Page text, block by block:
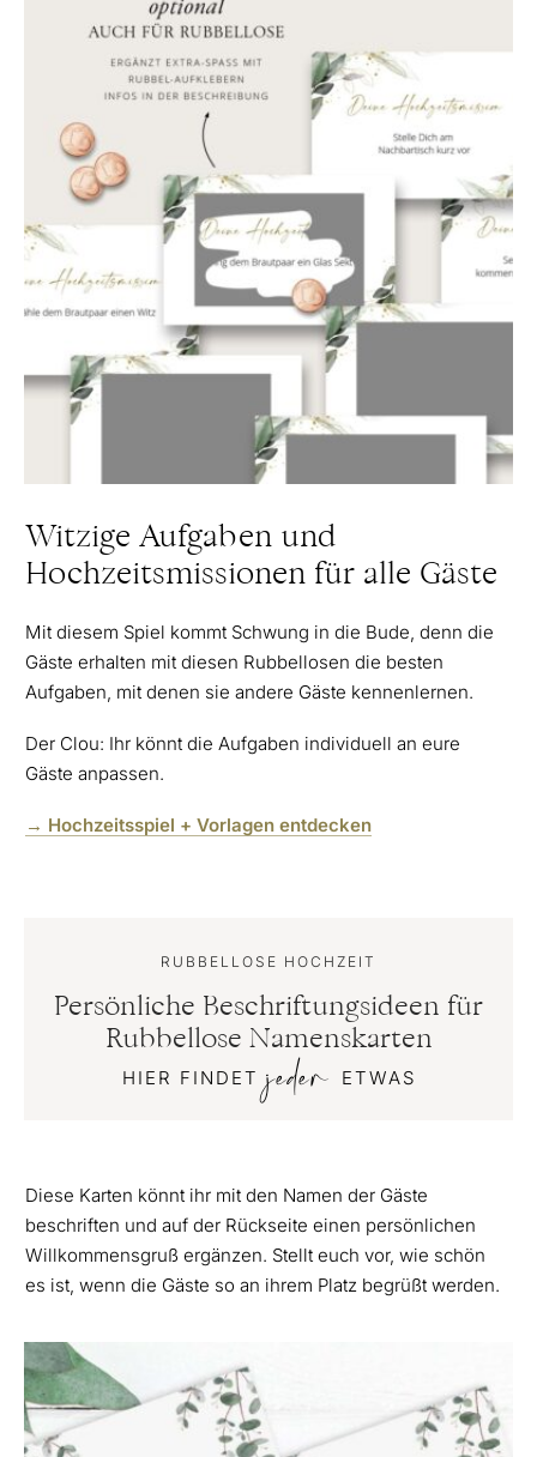
Witzige Aufgaben und
Hochzeitsmissionen für alle Gäste
Mit diesem Spiel kommt Schwung in die Bude, denn die
Gäste erhalten mit diesen Rubbellosen die besten
Aufgaben, mit denen sie andere Gäste kennenlernen.
Der Clou: Ihr könnt die Aufgaben individuell an eure
Gäste anpassen.
→ Hochzeitsspiel + Vorlagen entdecken
RUBBELLOSE HOCHZEIT
Persönliche Beschriftungsideen für
Rubbellose Namenskarten
HIER FINDET jeder ETWAS
Diese Karten könnt ihr mit den Namen der Gäste
beschriften und auf der Rückseite einen persönlichen
Willkommensgruß ergänzen. Stellt euch vor, wie schön
es ist, wenn die Gäste so an ihrem Platz begrüßt werden.